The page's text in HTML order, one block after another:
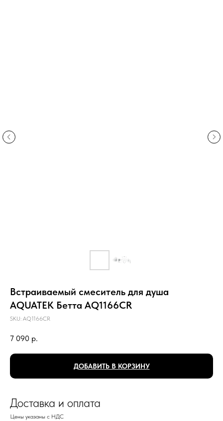
Встраиваемый смеситель для душа
AQUATEK Бетта AQ1166CR
SKU: AQ1166CR
7 090 р.
ДОБАВИТЬ В КОРЗИНУ
Доставка и оплата
Цены указаны с НДС